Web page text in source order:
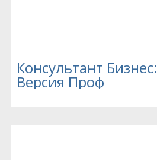
Консультант Бизнес:
Версия Проф